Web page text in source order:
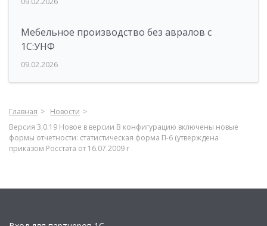
Мебельное производство без авралов с
1С:УНФ
09.02.2026
Главная
Новости
Версия 3.0.19 Новое в версии В конфигурацию включены новые
формы отчетности: статистическая форма П-6 (утверждена
приказом Росстата от 16.07.2009 г